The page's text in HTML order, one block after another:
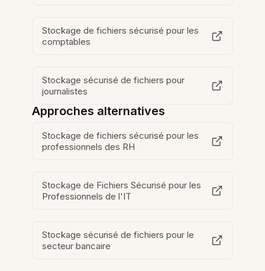
Stockage de fichiers sécurisé pour les
comptables
Stockage sécurisé de fichiers pour
journalistes
Approches alternatives
Stockage de fichiers sécurisé pour les
professionnels des RH
Stockage de Fichiers Sécurisé pour les
Professionnels de l'IT
Stockage sécurisé de fichiers pour le
secteur bancaire